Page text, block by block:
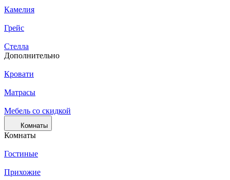
Камелия
Грейс
Стелла
Дополнительно
Кровати
Матрасы
Мебель со скидкой
Комнаты
Комнаты
Гостиные
Прихожие